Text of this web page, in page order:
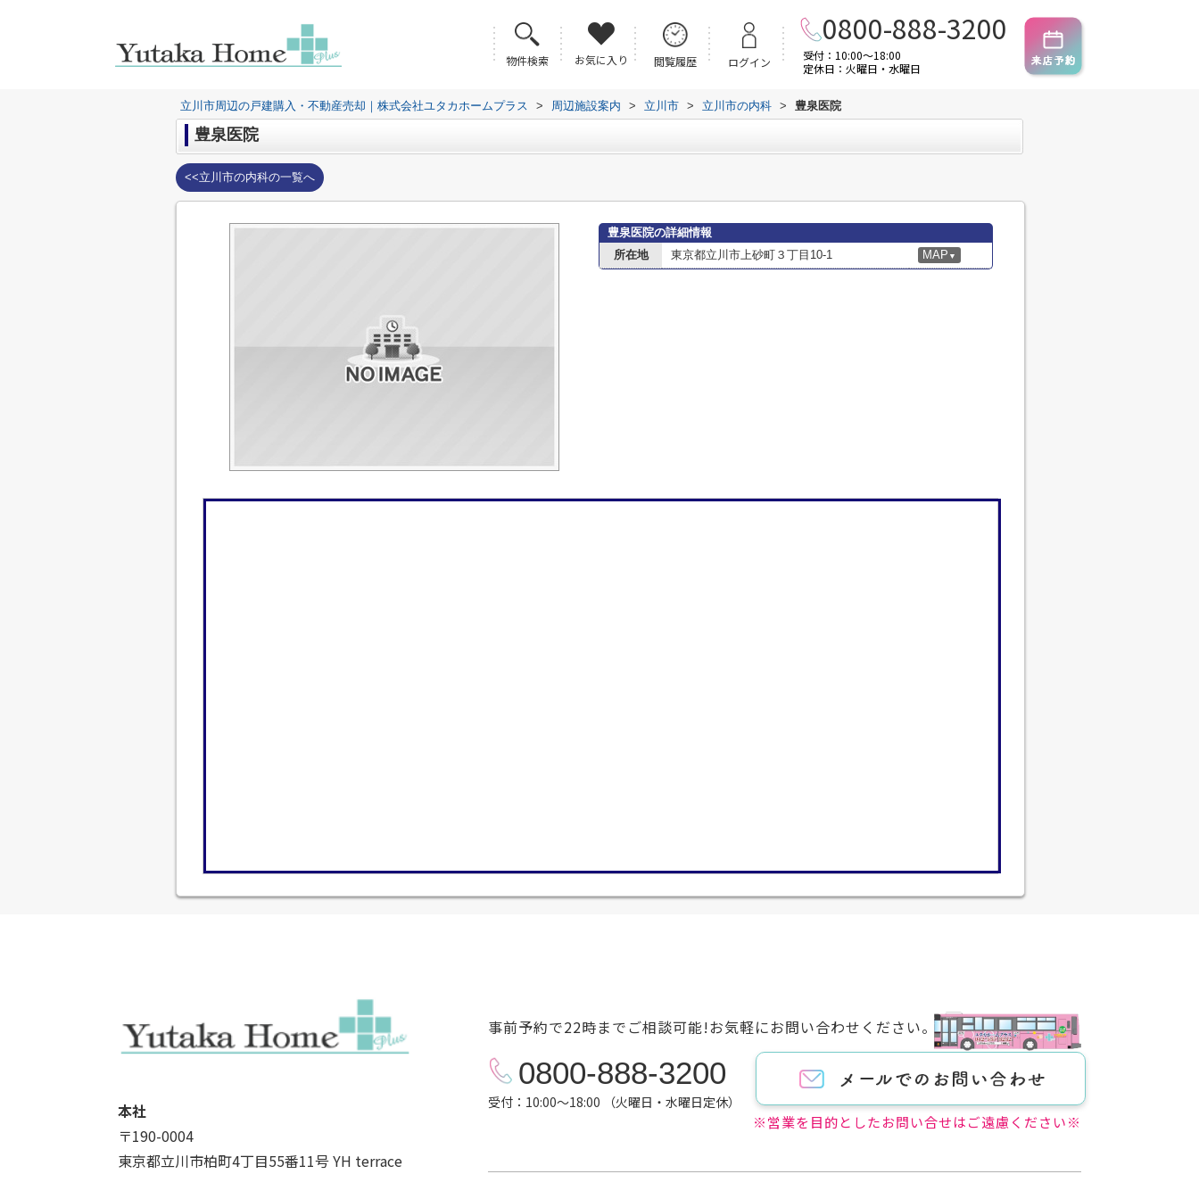
物件検索 お気に入り 閲覧履歴 ログイン
0800-888-3200
受付：10:00～18:00
定休日：火曜日・水曜日
立川市周辺の戸建購入・不動産売却｜株式会社ユタカホームプラス > 周辺施設案内 > 立川市 > 立川市の内科 > 豊泉医院
豊泉医院
<<立川市の内科の一覧へ
豊泉医院の詳細情報
所在地
東京都立川市上砂町３丁目10-1 MAP ▼
本社
〒190-0004
東京都立川市柏町4丁目55番11号 YH terrace
事前予約で22時までご相談可能!お気軽にお問い合わせください。
0800-888-3200
受付：10:00～18:00 （火曜日・水曜日定休）
※営業を目的としたお問い合せはご遠慮ください※